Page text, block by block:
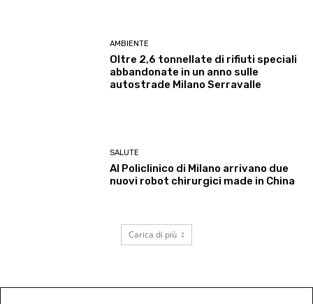
AMBIENTE
Oltre 2,6 tonnellate di rifiuti speciali
abbandonate in un anno sulle
autostrade Milano Serravalle
SALUTE
Al Policlinico di Milano arrivano due
nuovi robot chirurgici made in China
Carica di più